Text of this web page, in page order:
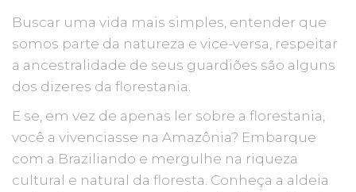
Buscar uma vida mais simples, entender que
somos parte da natureza e vice-versa, respeitar
a ancestralidade de seus guardiões são alguns
dos dizeres da florestania.
E se, em vez de apenas ler sobre a florestania,
você a vivenciasse na Amazônia? Embarque
com a Braziliando e mergulhe na riqueza
cultural e natural da floresta. Conheça a aldeia